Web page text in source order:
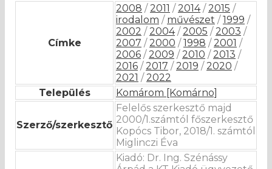
Címke
2008 / 2011 / 2014/ 2015 /
irodalom / művészet /1999 /
2002 / 2004/ 2005 / 2003 /
2007 / 2000 /1998 / 2001 /
2006 / 2009 / 2010 / 2013 /
2016 / 2017 / 2019 / 2020 /
2021 / 2022
Település
Komárom [Komárno]
Szerző/szerkesztő
Felelős szerkesztő majd
2000/1.számtól főszerkesztő
Kopócs Tibor, 2018/1. számtól
Miglinczi Éva
Kiadó: Dr. Ing. Szénássy